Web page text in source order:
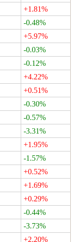
+1.81%
-0.48%
+5.97%
-0.03%
-0.12%
+4.22%
+0.51%
-0.30%
-0.57%
-3.31%
+1.95%
-1.57%
+0.52%
+1.69%
+0.29%
-0.44%
-3.73%
+2.20%